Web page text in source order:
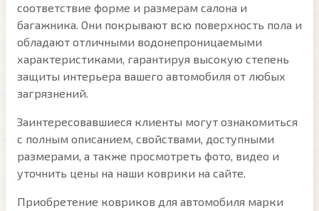
соответствие форме и размерам салона и
багажника. Они покрывают всю поверхность пола и
обладают отличными водонепроницаемыми
характеристиками, гарантируя высокую степень
защиты интерьера вашего автомобиля от любых
загрязнений.
Заинтересовавшиеся клиенты могут ознакомиться
с полным описанием, свойствами, доступными
размерами, а также просмотреть фото, видео и
уточнить цены на наши коврики на сайте.
Приобретение ковриков для автомобиля марки